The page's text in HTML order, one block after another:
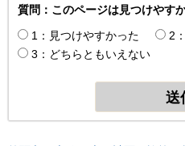
質問：このページは見つけやす
1：見つけやすかった
2
3：どちらともいえない